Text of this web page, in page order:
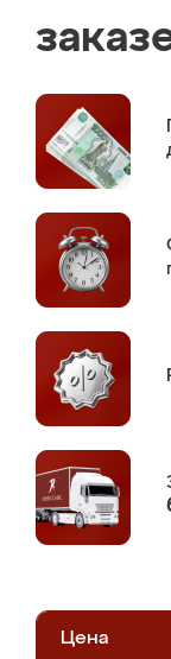
Цена